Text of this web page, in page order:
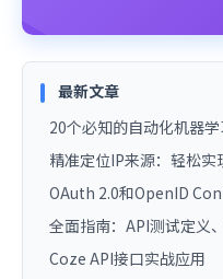
最新文章
20个必知的自动化机器学
精准定位IP来源：轻松
OAuth 2.0和OpenID
全面指南：API测试定义
Coze API接口实战应用